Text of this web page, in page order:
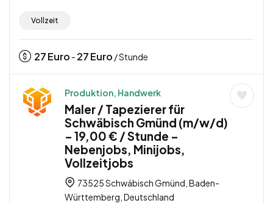
Vollzeit
27Euro - 27Euro / Stunde
Produktion, Handwerk
Maler / Tapezierer für
Schwäbisch Gmünd (m/w/d)
– 19,00 € / Stunde –
Nebenjobs, Minijobs,
Vollzeitjobs
73525 Schwäbisch Gmünd, Baden-
Württemberg, Deutschland